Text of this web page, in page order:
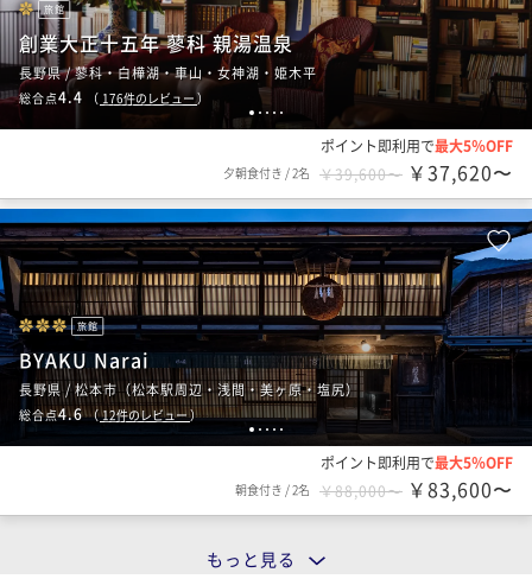
1 2 3 4 5
旅館
創業大正十五年 蓼科 親湯温泉
長野県 / 蓼科・白樺湖・車山・女神湖・姫木平
総合点4.4 （ 176件のレビュー）
ポイント即利用で最大5％OFF
夕朝食付き /2名 ￥39,600〜 ￥37,620〜
1 2 3 4 5
旅館
BYAKU Narai
長野県 / 松本市（松本駅周辺・浅間・美ヶ原・塩尻）
総合点4.6（12件のレビュー）
ポイント即利用で最大5％OFF
朝食付き /2名 ￥88,000〜 ￥83,600〜
もっと見る